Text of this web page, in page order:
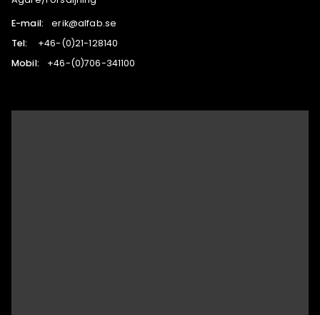
E-mail:
es.bafla@kire
Tel:
041821-12(0)-64+
Mobil:
001143-607(0)-64+